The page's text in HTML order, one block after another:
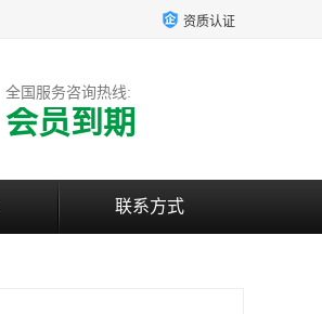
资质认证
全国服务咨询热线:
会员到期
联系方式